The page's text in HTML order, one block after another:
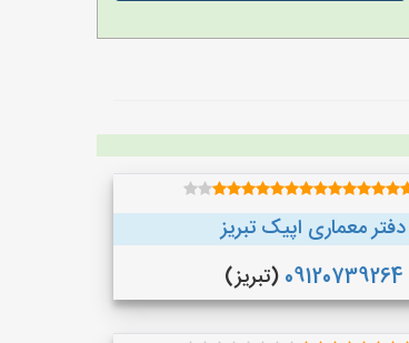
دفتر معماری اپیک تبریز
09120739264 (تبریز)